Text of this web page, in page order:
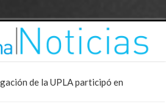
de la UPLA participó en